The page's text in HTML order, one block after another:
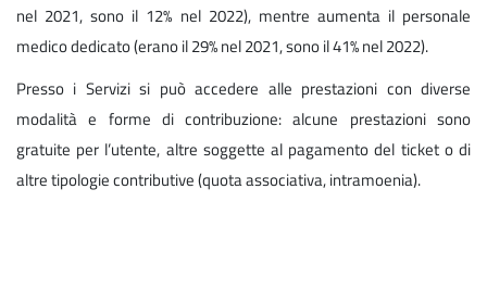
nel 2021, sono il 12% nel 2022), mentre aumenta il personale
medico dedicato (erano il 29% nel 2021, sono il 41% nel 2022).
Presso i Servizi si può accedere alle prestazioni con diverse
modalità e forme di contribuzione: alcune prestazioni sono
gratuite per l’utente, altre soggette al pagamento del ticket o di
altre tipologie contributive (quota associativa, intramoenia).